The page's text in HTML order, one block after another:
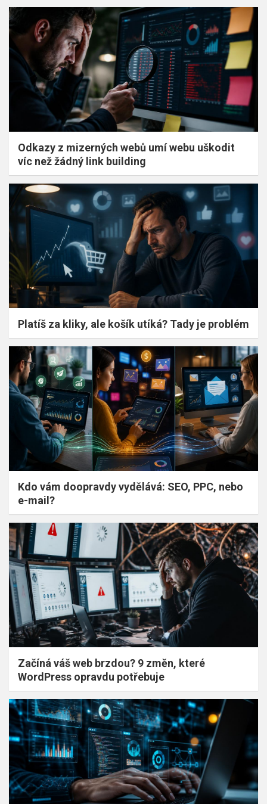
Odkazy z mizerných webů umí webu uškodit
víc než žádný link building
Platíš za kliky, ale košík utíká? Tady je problém
Kdo vám doopravdy vydělává: SEO, PPC, nebo
e-mail?
Začíná váš web brzdou? 9 změn, které
WordPress opravdu potřebuje